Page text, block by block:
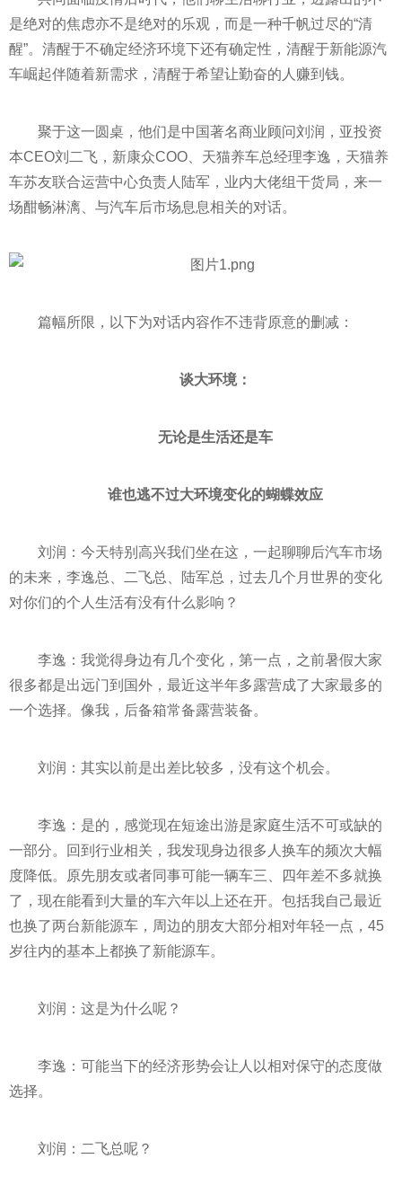
是绝对的焦虑亦不是绝对的乐观，而是一种千帆过尽的“清
醒”。清醒于不确定经济环境下还有确定性 ，清醒于新能源汽
车崛起伴随着新需求，清醒于希望让勤奋的人 赚到钱。
聚于这一圆桌，他们是中国著名商业顾问刘润，亚投资
本CEO刘二飞，新康众COO、天猫养车总经理李逸，天猫养
车苏友联合运营中心负责人陆军，业内大佬组干货局，来一
场酣畅淋漓、与汽车后市场息息相关的对话。
篇幅所限，以下为对话内容作不违背原意的删减：
谈大环境：
无论是生活还是车
谁也逃不过大环境变化的蝴蝶效应
刘润：今天特别高兴我们坐在这，一起聊聊后汽车市场
的未来，李逸总、二飞总、陆军总，过去几个月世界的变化
对你们的个人生活有没有什么影响？
李逸：我觉得身边有几个变化，第一点，之前暑假大家
很多都是出远门到国外，最近这半年多露营成了大家最多的
一个选择。像我，后备箱常备露营装备。
刘润：其实以前是出差比较多，没有这个机会。
李逸：是的，感觉现在短途出游是家庭生活不可或缺的
一部分。回到行业相关，我发现身边很多人换车的频次大幅
度降低。原先朋友或者同事可能一辆车三、四年差不多就换
了，现在能看到大量的车六年以上还在开。包括我自己最近
也换了两台新能源车，周边的朋友大部分相对年轻一点，45
岁往内的基本上都换了新能源车。
刘润：这是为什么呢？
李逸：可能当下的经济形势会让人以相对保守的态度做
选择。
刘润：二飞总呢？